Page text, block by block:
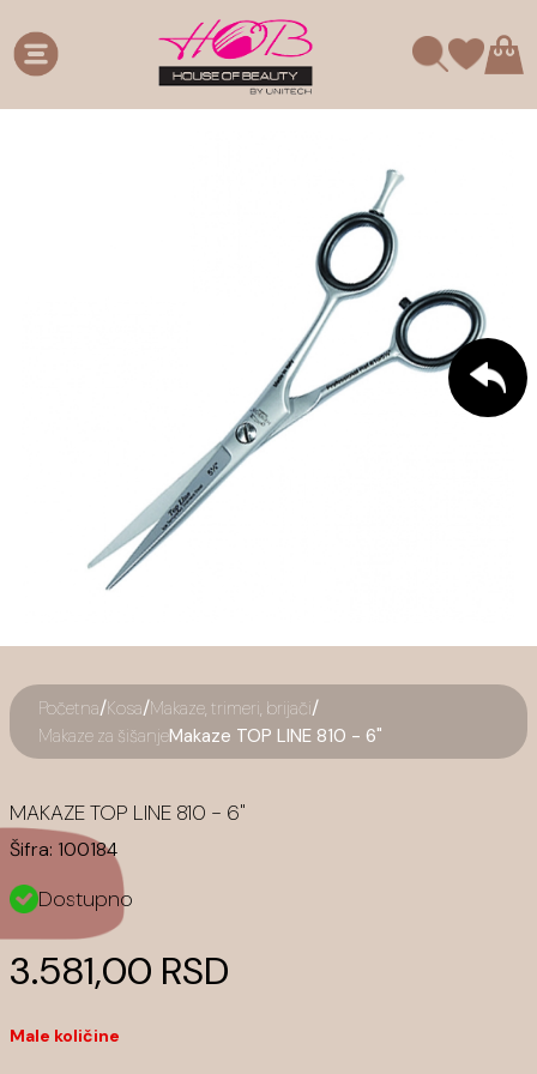
Početna/Kosa/Makaze, trimeri, brijači/
Makaze za šišanjeMakaze TOP LINE 810 - 6"
MAKAZE TOP LINE 810 - 6"
Šifra: 100184
Dostupno
3.581,00 RSD
Male količine